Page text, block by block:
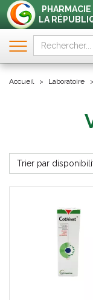
PHARMACIE
LA
Accueil Laboratoire
Trier par